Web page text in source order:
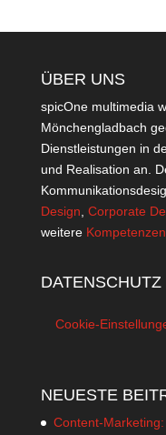
ÜBER UNS
spicOne multimedia
Mönchengladbach
Dienstleistungen in
und Realisation an.
Design Corporate
weitere Kompetenzen
DATENSCHUTZ
Cookie-
NEUESTE
Content-